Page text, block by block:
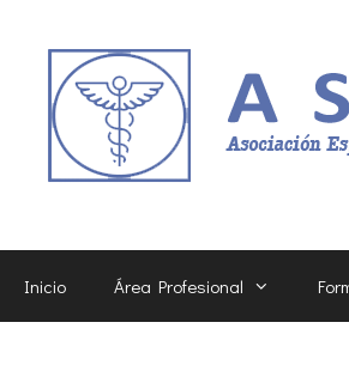
contenido
Inicio Área Profesional